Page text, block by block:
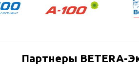
Партнеры BETERA-